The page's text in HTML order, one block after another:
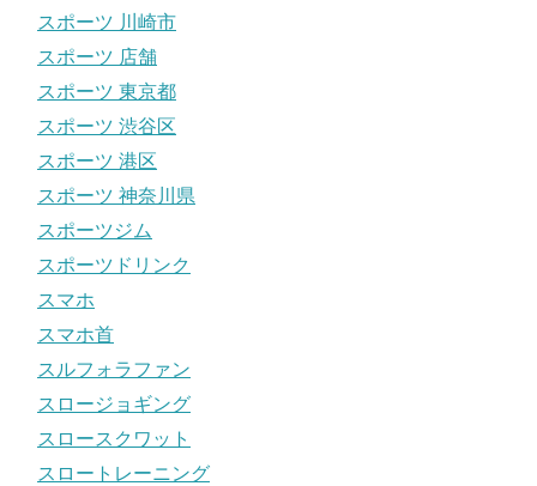
スポーツ 川崎市
スポーツ 店舗
スポーツ 東京都
スポーツ 渋谷区
スポーツ 港区
スポーツ 神奈川県
スポーツジム
スポーツドリンク
スマホ
スマホ首
スルフォラファン
スロージョギング
スロースクワット
スロートレーニング